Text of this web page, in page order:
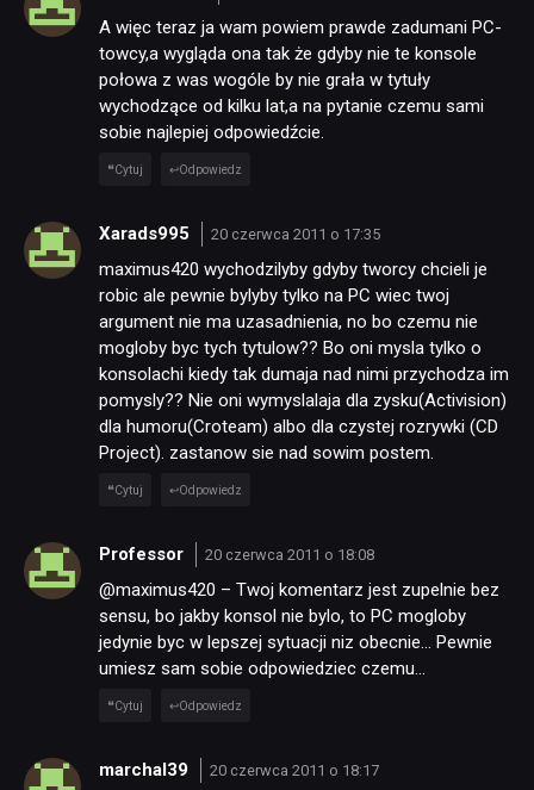
A więc teraz ja wam powiem prawde zadumani PC-
towcy,a wygląda ona tak że gdyby nie te konsole
połowa z was wogóle by nie grała w tytuły
wychodzące od kilku lat,a na pytanie czemu sami
sobie najlepiej odpowiedźcie.
Cytuj Odpowiedz
Xarads995 20 czerwca 2011 o 17:35
maximus420 wychodzilyby gdyby tworcy chcieli je
robic ale pewnie bylyby tylko na PC wiec twoj
argument nie ma uzasadnienia, no bo czemu nie
mogloby byc tych tytulow?? Bo oni mysla tylko o
konsolachi kiedy tak dumaja nad nimi przychodza im
pomysly?? Nie oni wymyslalaja dla zysku(Activision)
dla humoru(Croteam) albo dla czystej rozrywki (CD
Project). zastanow sie nad sowim postem.
Cytuj Odpowiedz
Professor 20 czerwca 2011 o 18:08
@maximus420 – Twoj komentarz jest zupelnie bez
sensu, bo jakby konsol nie bylo, to PC mogloby
jedynie byc w lepszej sytuacji niz obecnie… Pewnie
umiesz sam sobie odpowiedziec czemu…
Cytuj Odpowiedz
marchal39 20 czerwca 2011 o 18:17